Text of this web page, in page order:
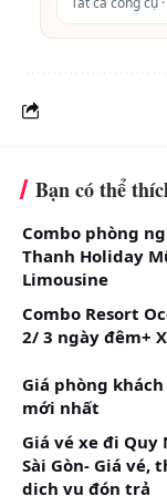
Phụ thu
Phụ thu lễ
Phụ thu
khác nhau
vàbảng giá vé
ngay kế hoạch
Bạn có thể
Combo phòng
Thanh Holiday
Limousine
Combo Resort
2/ 3 ngày đêm+
Giá phòng
mới nhất
Giá vé xe đi
Sài Gòn- Giá vé,
dịch vụ đón trả